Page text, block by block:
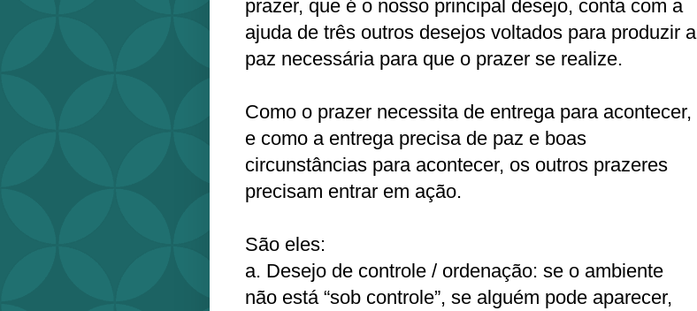
prazer, que é o nosso principal desejo, conta com a
ajuda de três outros desejos voltados para produzir a
paz necessária para que o prazer se realize.
Como o prazer necessita de entrega para acontecer,
e como a entrega precisa de paz e boas
circunstâncias para acontecer, os outros prazeres
precisam entrar em ação.
São eles:
a. Desejo de controle / ordenação: se o ambiente
não está “sob controle”, se alguém pode aparecer,